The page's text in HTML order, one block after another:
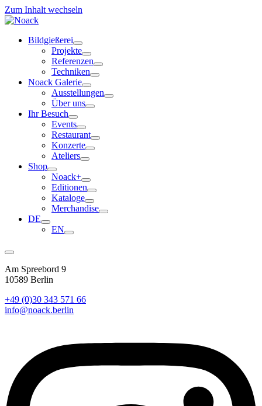
Zum Inhalt wechseln
Bildgießerei
Projekte
Referenzen
Techniken
Noack Galerie
Ausstellungen
Über uns
Ihr Besuch
Events
Restaurant
Konzerte
Ateliers
Shop
Noack+
Editionen
Kataloge
Merchandise
DE
EN
Am Spreebord 9
10589 Berlin
+49 (0)30 343 571 66
info@noack.berlin